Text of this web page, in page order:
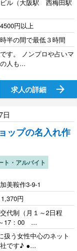
ル（大阪駅 西梅田駅
円以上
半の間で最低３時間
す。 ノンプロや占いマ
人も...
求人の詳細 arrow_forward
日
ップの名入れ作
ト・アルバイト
美鞍作3-9-1
円
代制（月１～2日程
17：00 ...
扱う女性中心のネット
です♪ ●...